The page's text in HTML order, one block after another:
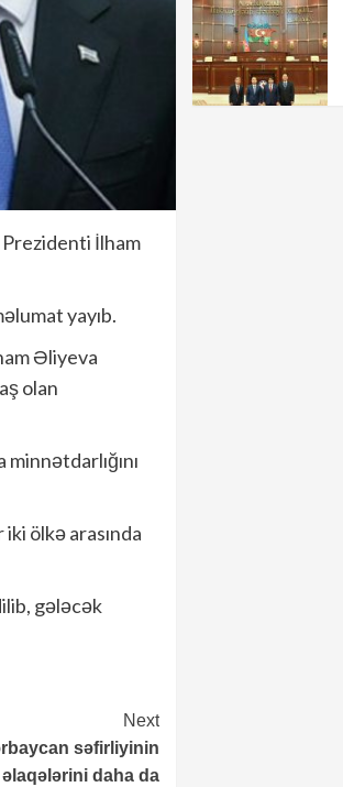
İlham
yayıb.
Əliyeva
olan
ölkə arasında
gələcək
Next
səfirliyinin
əlaqələrini daha da